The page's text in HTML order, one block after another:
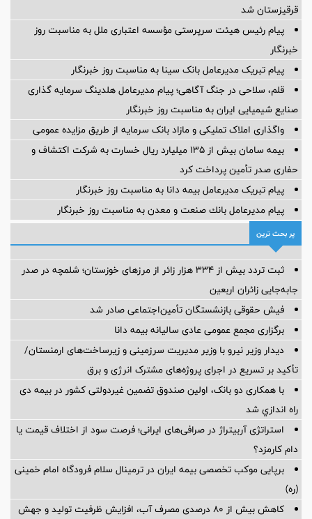
قرقیزستان شد
پیام رئیس هیئت سرپرستی مؤسسه اعتباری ملل به مناسبت روز
خبرنگار
پیام تبریک مدیرعامل بانک سینا به مناسبت روز خبرنگار
قلم، سلاحی در جنگ آگاهی؛ پیام مدیرعامل هلدینگ سرمایه گذاری
صنایع شیمیایی ایران به مناسبت روز خبرنگار
واگذاری املاک تملیکی و مازاد بانک سرمایه از طریق مزایده عمومی
بیمه سامان بیش از ۱۳۵ میلیارد ریال خسارت به شرکت اکتشاف و
حفاری صدر تأمین پرداخت کرد
پیام ‌تبریک‌ مدیرعامل بیمه دانا به مناسبت روز خبرنگار
پیام مدیرعامل بانك صنعت و معدن به مناسبت روز خبرنگار
پر بحث ترین
ثبت تردد بیش از ۳۳۴ هزار زائر از مرزهای خوزستان؛ شلمچه در صدر
جابه‌جایی زائران اربعین
فیش حقوقی بازنشستگان تأمین‌اجتماعی صادر شد
برگزاری مجمع عمومی عادی سالیانه بیمه دانا
دیدار وزیر نیرو با وزیر مدیریت سرزمینی و زیرساخت‌های ارمنستان/
تأکید بر تسریع در اجرای پروژه‌های مشترک انرژی و برق
با همکاری دو بانک، اولین صندوق تضمین غیردولتی کشور در بیمه دی
راه اندازي شد
استراتژی آربیتراژ در صرافی‌های ایرانی؛ فرصت سود از اختلاف قیمت یا
دام کارمزد؟
برپایی موکب تخصصی بیمه ایران در ترمینال سلام فرودگاه امام خمینی
(ره)
کاهش بیش از ۸۰ درصدی مصرف آب، افزایش ظرفیت تولید و جهش